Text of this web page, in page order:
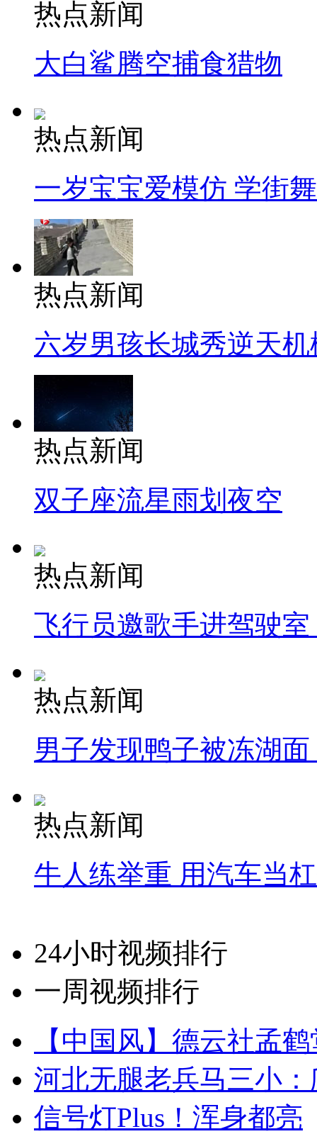
热点新闻
大白鲨腾空捕食猎物
热点新闻
一岁宝宝爱模仿 学街
热点新闻
六岁男孩长城秀逆天机
热点新闻
双子座流星雨划夜空
热点新闻
飞行员邀歌手进驾驶
热点新闻
男子发现鸭子被冻湖
热点新闻
牛人练举重 用汽车当
24小时视频排行
一周视频排行
【中国风】德云社孟
河北无腿老兵马三小
信号灯Plus！浑身都亮